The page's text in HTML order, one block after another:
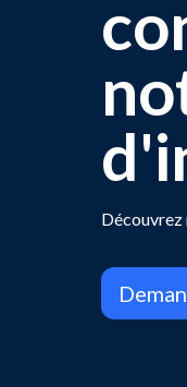
Découvrez